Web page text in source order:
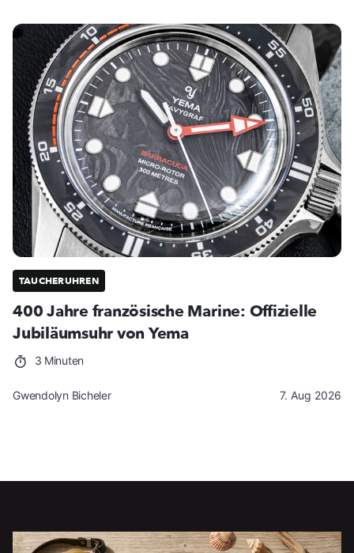
TAUCHERUHREN
400 Jahre französische Marine: Offizielle
Jubiläumsuhr von Yema
3 Minuten
Gwendolyn Bicheler 7. Aug 2026